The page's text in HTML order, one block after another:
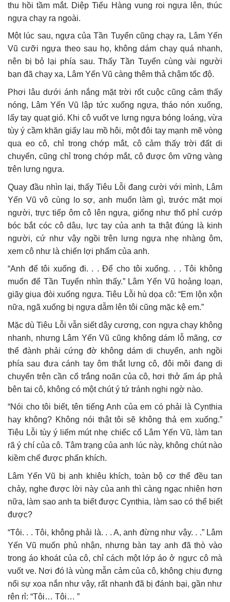
thu hồi tầm mắt. Diệp Tiểu Hàng vung roi ngựa lên, thúc
ngựa chạy ra ngoài.
Một lúc sau, ngựa của Tần Tuyển cũng chạy ra, Lâm Yến
Vũ cưỡi ngựa theo sau họ, không dám chạy quá nhanh,
nên bị bỏ lại phía sau. Thấy Tần Tuyển cùng vài người
bạn đã chạy xa, Lâm Yến Vũ càng thêm thả chậm tốc độ.
Phơi lâu dưới ánh nắng mặt trời rốt cuộc cũng cảm thấy
nóng, Lâm Yến Vũ lập tức xuống ngựa, tháo nón xuống,
lấy tay quạt gió. Khi cô vuốt ve lưng ngựa bóng loáng, vừa
tùy ý cầm khăn giấy lau mồ hôi, một đôi tay mạnh mẽ vòng
qua eo cô, chỉ trong chớp mắt, cô cảm thấy trời đất di
chuyển, cũng chỉ trong chớp mắt, cô được ôm vững vàng
trên lưng ngựa.
Quay đầu nhìn lại, thấy Tiêu Lỗi đang cười với mình, Lâm
Yến Vũ vô cùng lo sợ, anh muốn làm gì, trước mặt mọi
người, trực tiếp ôm cô lên ngựa, giống như thổ phỉ cướp
bóc bắt cóc cô dâu, lực tay của anh ta thật đúng là kinh
người, cứ như vậy ngồi trên lưng ngựa nhẹ nhàng ôm,
xem cô như là chiến lợi phẩm của anh.
“Anh để tôi xuống đi. . . Để cho tôi xuống. . . Tôi không
muốn để Tần Tuyển nhìn thấy.” Lâm Yến Vũ hoảng loạn,
giãy giụa đòi xuống ngựa. Tiêu Lỗi hù dọa cô: “Em lộn xộn
nữa, ngã xuống bị ngựa dẫm lên tôi cũng mặc kệ em.”
Mặc dù Tiêu Lỗi vẫn siết dây cương, con ngựa chạy không
nhanh, nhưng Lâm Yến Vũ cũng không dám lỗ mãng, cơ
thể đành phải cứng đờ không dám di chuyển, anh ngồi
phía sau đưa cánh tay ôm thắt lưng cô, đôi môi đang di
chuyển trên cần cổ trắng noãn của cô, hơi thở ấm áp phả
bên tai cô, không có một chút ý tứ tránh nghi ngờ nào.
“Nói cho tôi biết, tên tiếng Anh của em có phải là Cynthia
hay không? Không nói thật tôi sẽ không thả em xuống.”
Tiêu Lỗi tùy ý liếm mút nhẹ chiếc cổ Lâm Yến Vũ, làm tan
rã ý chí của cô. Tâm trạng của anh lúc này, không chút nào
kiềm chế được phấn khích.
Lâm Yến Vũ bị anh khiêu khích, toàn bộ cơ thể đều tan
chảy, nghe được lời này của anh thì càng ngạc nhiên hơn
nữa, làm sao anh ta biết được Cynthia, làm sao có thể biết
được?
“Tôi. . . Tôi, không phải là. . . A, anh đừng như vậy. . .” Lâm
Yến Vũ muốn phủ nhận, nhưng bàn tay anh đã thò vào
trong áo khoát của cô, chỉ cách một lớp áo ở ngực cô mà
vuốt ve. Nơi đó là vùng mẫn cảm của cô, không chịu đựng
nổi sự xoa nắn như vậy, rất nhanh đã bị đánh bại, gần như
rên rỉ: “Tôi… Tôi… ”